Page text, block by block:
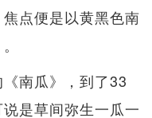
点便是以黄黑色南
南瓜》，到了33
是草间弥生一瓜一